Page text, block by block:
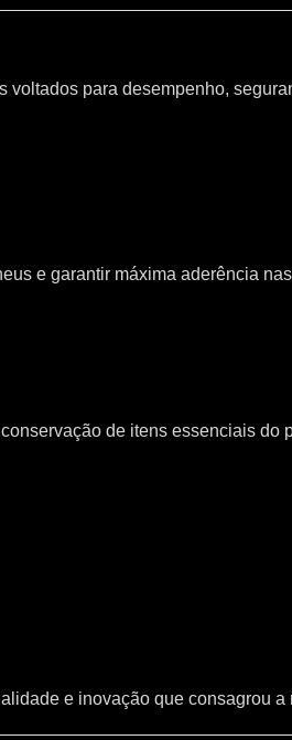
voltados para desempenho,
e garantir máxima aderência
de itens essenciais do
e inovação que consagrou a